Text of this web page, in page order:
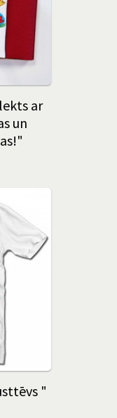
ar
un
"